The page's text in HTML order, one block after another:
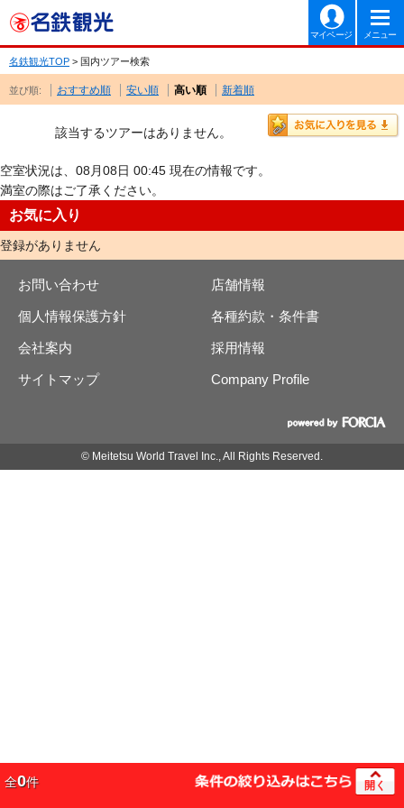
マイページ メニュー
名鉄観光TOP > 国内ツアー検索
並び順: おすすめ順 安い順 高い順 新着順
該当するツアーはありません。
空室状況は、08月08日 00:45 現在の情報です。
満室の際はご了承ください。
お気に入り
登録がありません
お問い合わせ 店舗情報
個人情報保護方針 各種約款・条件書
会社案内 採用情報
サイトマップ Company Profile
© Meitetsu World Travel Inc., All Rights Reserved.
全0件 開く